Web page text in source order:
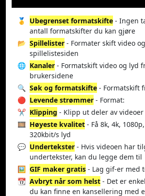
🥇 Ubegrenset formatskifte - Ingen
antall formatskifter du kan gjøre
📂 Spillelister - Formater skift video
spillelistesiden
🌐 Kanaler - Formatskift video og lyd
brukersidene
🔍 Søk og formatskifte - Formatskift
🔴 Levende strømmer - Format:
✂️ Klipping - Klipp ut deler av videoer
🎞️ Høyeste kvalitet - Få 8k, 4k,
320kbit/s lyd
💬 Undertekster - Hvis videoen har
undertekster, kan du legge dem til
🖼️ GIF maker gratis - Lag gif-er med
📆 Avbryt når som helst - Det er
du kan finne en kansellering med